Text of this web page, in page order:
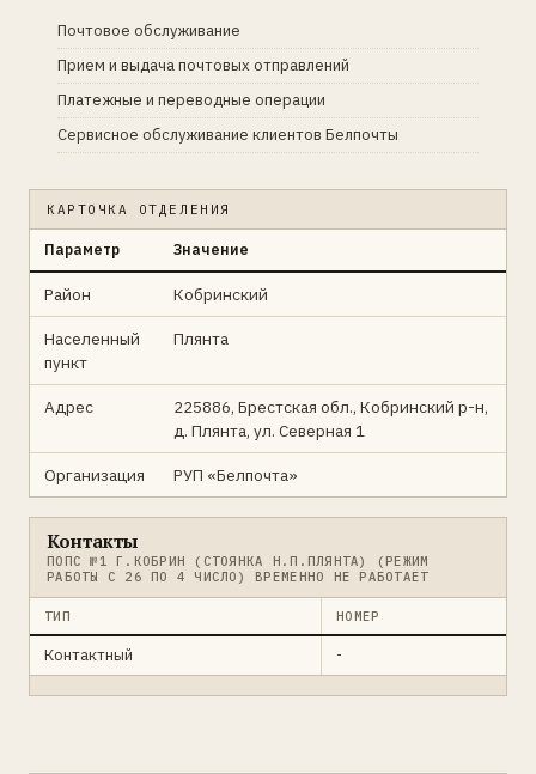
Почтовое обслуживание
Прием и выдача почтовых отправлений
Платежные и переводные операции
Сервисное обслуживание клиентов Белпочты
КАРТОЧКА ОТДЕЛЕНИЯ
Параметр Значение
Район Кобринский
Населенный
пункт
Плянта
Адрес
225886, Брестская обл., Кобринский р-н,
д. Плянта, ул. Северная 1
Организация РУП «Белпочта»
Контакты
ПОПС №1 Г.КОБРИН (СТОЯНКА Н.П.ПЛЯНТА) (РЕЖИМ
РАБОТЫ С 26 ПО 4 ЧИСЛО) ВРЕМЕННО НЕ РАБОТАЕТ
ТИП НОМЕР
Контактный -